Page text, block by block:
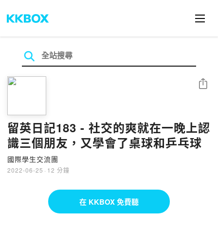
留英日記183 - 社交的爽就在一晚上認
識三個朋友，又學會了桌球和乒乓球
國際學生交流團
2022-06-25 · 12 分鐘
分享
在 KKBOX 免費聽